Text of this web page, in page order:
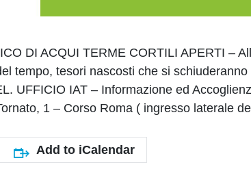
DI ACQUI TERME CORTILI APERTI –
tempo, tesori nascosti che si
UFFICIO IAT – Informazione ed
1 – Corso Roma ( ingresso laterale
Add to iCalendar